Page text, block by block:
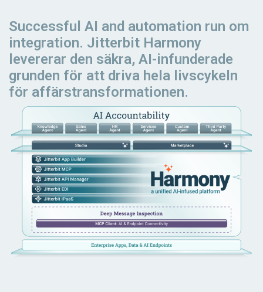
Successful AI and automation run om
integration. Jitterbit Harmony
levererar den säkra, AI-infunderade
grunden för att driva hela livscykeln
för affärstransformationen.